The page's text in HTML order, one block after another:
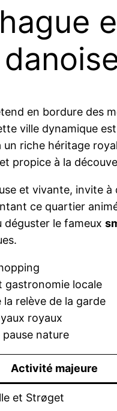
en bordure
ville dynamique
riche héritage
propice à la
et vivante, invite
ce quartier
déguster le fameux
gastronomie locale
la relève de la garde
royaux
nature
Activité majeure
et Strøget